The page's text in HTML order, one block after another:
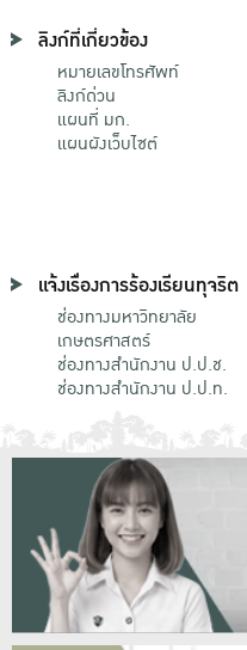
ลิงก์ที่เกี่ยวข้อง
หมายเลขโทรศัพท์
ลิงก์ด่วน
แผนที่ มก.
แผนผังเว็บไซต์
แจ้งเรื่องการร้องเรียนทุจริต
ช่องทางมหาวิทยาลัย
เกษตรศาสตร์
ช่องทางสำนักงาน ป.ป.ช.
ช่องทางสำนักงาน ป.ป.ท.